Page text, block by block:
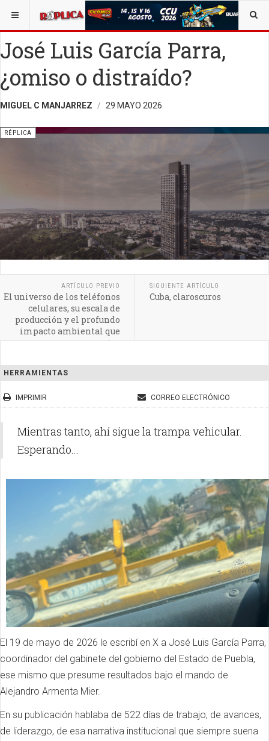
ESTÁ AQUÍ: SALUD OPINIÓN RÉPLICA
José Luis García Parra,
¿omiso o distraído?
MIGUEL C MANJARREZ 29 MAYO 2026
RÉPLICA
ARTÍCULO PREVIO
El universo de los teléfonos
celulares, su escala de
producción y el profundo
impacto ambiental que
generan en nuestro
SIGUIENTE ARTÍCULO
Cuba, claroscuros
HERRAMIENTAS
IMPRIMIR CORREO ELECTRÓNICO
Mientras tanto, ahí sigue la trampa vehicular.
Esperando...
El 19 de mayo de 2026 le escribí en X a José Luis García Parra,
coordinador del gabinete del gobierno del Estado de Puebla,
ese mismo que presume resultados bajo el mando de
Alejandro Armenta Mier.
En su publicación hablaba de 522 días de trabajo, de avances,
de liderazgo, de esa narrativa institucional que siempre suena